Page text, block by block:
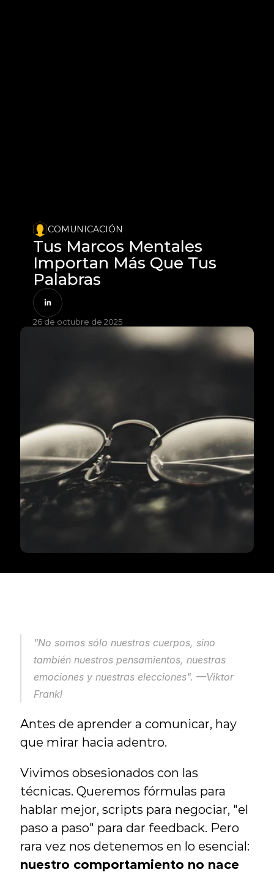
COMUNICACIÓN
Tus Marcos Mentales
Importan Más Que Tus
Palabras
26 de octubre de 2025
"No somos sólo nuestros cuerpos, sino
también nuestros pensamientos, nuestras
emociones y nuestras elecciones". —Viktor
Frankl
Antes de aprender a comunicar, hay
que mirar hacia adentro.
Vivimos obsesionados con las
técnicas. Queremos fórmulas para
hablar mejor, scripts para negociar, "el
paso a paso" para dar feedback. Pero
nuestro comportamiento no nace